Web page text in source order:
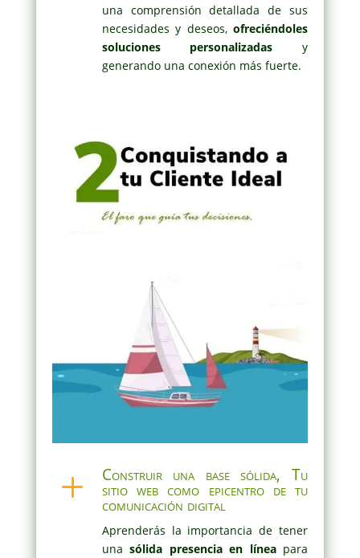
una comprensión detallada de sus
necesidades y deseos, ofreciéndoles
soluciones personalizadas y
generando una conexión más fuerte.
L Construir una base sólida, Tu
sitio web como epicentro de tu
comunicación digital
Aprenderás la importancia de tener
unasólida presencia en líneapara